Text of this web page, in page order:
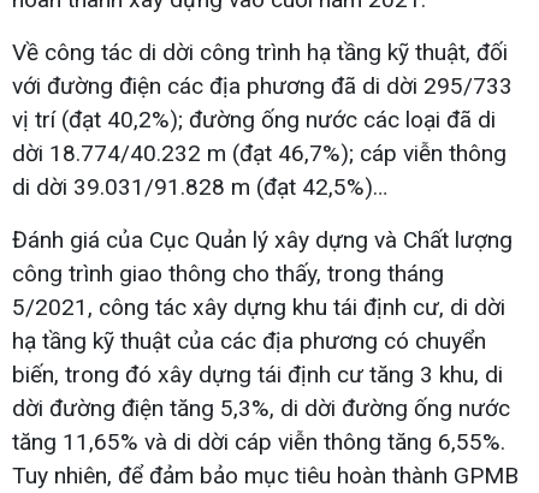
Về công tác di dời công trình hạ tầng kỹ thuật, đối
với đường điện các địa phương đã di dời 295/733
vị trí (đạt 40,2%); đường ống nước các loại đã di
dời 18.774/40.232 m (đạt 46,7%); cáp viễn thông
di dời 39.031/91.828 m (đạt 42,5%)…
Đánh giá của Cục Quản lý xây dựng và Chất lượng
công trình giao thông cho thấy, trong tháng
5/2021, công tác xây dựng khu tái định cư, di dời
hạ tầng kỹ thuật của các địa phương có chuyển
biến, trong đó xây dựng tái định cư tăng 3 khu, di
dời đường điện tăng 5,3%, di dời đường ống nước
tăng 11,65% và di dời cáp viễn thông tăng 6,55%.
Tuy nhiên, để đảm bảo mục tiêu hoàn thành GPMB